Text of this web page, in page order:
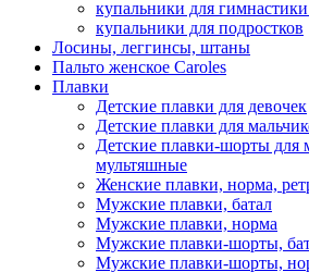
купальники для
купальники для подростков
Лосины, леггинсы, штаны
Пальто женское Caroles
Плавки
Детские плавки для девочек
Детские плавки для
Детские плавки-шорты для
мультяшные
Женские плавки, норма,
Мужские плавки, батал
Мужские плавки, норма
Мужские плавки-шорты,
Мужские плавки-шорты,